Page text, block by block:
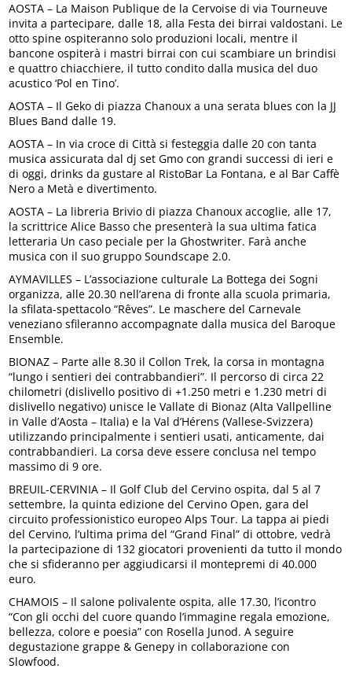
AOSTA – La Maison Publique de la Cervoise di via Tourneuve
invita a partecipare, dalle 18, alla Festa dei birrai valdostani. Le
otto spine ospiteranno solo produzioni locali, mentre il
bancone ospiterà i mastri birrai con cui scambiare un brindisi
e quattro chiacchiere, il tutto condito dalla musica del duo
acustico ‘Pol en Tino’.
AOSTA – Il Geko di piazza Chanoux a una serata blues con la JJ
Blues Band dalle 19.
AOSTA – In via croce di Città si festeggia dalle 20 con tanta
musica assicurata dal dj set Gmo con grandi successi di ieri e
di oggi, drinks da gustare al RistoBar La Fontana, e al Bar Caffè
Nero a Metà e divertimento.
AOSTA – La libreria Brivio di piazza Chanoux accoglie, alle 17,
la scrittrice Alice Basso che presenterà la sua ultima fatica
letteraria Un caso peciale per la Ghostwriter. Farà anche
musica con il suo gruppo Soundscape 2.0.
AYMAVILLES – L’associazione culturale La Bottega dei Sogni
organizza, alle 20.30 nell’arena di fronte alla scuola primaria,
la sfilata-spettacolo “Rêves”. Le maschere del Carnevale
veneziano sfileranno accompagnate dalla musica del Baroque
Ensemble.
BIONAZ – Parte alle 8.30 il Collon Trek, la corsa in montagna
“lungo i sentieri dei contrabbandieri”. Il percorso di circa 22
chilometri (dislivello positivo di +1.250 metri e 1.230 metri di
dislivello negativo) unisce le Vallate di Bionaz (Alta Vallpelline
in Valle d’Aosta – Italia) e la Val d’Hérens (Vallese-Svizzera)
utilizzando principalmente i sentieri usati, anticamente, dai
contrabbandieri. La corsa deve essere conclusa nel tempo
massimo di 9 ore.
BREUIL-CERVINIA – Il Golf Club del Cervino ospita, dal 5 al 7
settembre, la quinta edizione del Cervino Open, gara del
circuito professionistico europeo Alps Tour. La tappa ai piedi
del Cervino, l’ultima prima del “Grand Final” di ottobre, vedrà
la partecipazione di 132 giocatori provenienti da tutto il mondo
che si sfideranno per aggiudicarsi il montepremi di 40.000
euro.
CHAMOIS – Il salone polivalente ospita, alle 17.30, l’icontro
“Con gli occhi del cuore quando l’immagine regala emozione,
bellezza, colore e poesia” con Rosella Junod. A seguire
degustazione grappe & Genepy in collaborazione con
Slowfood.